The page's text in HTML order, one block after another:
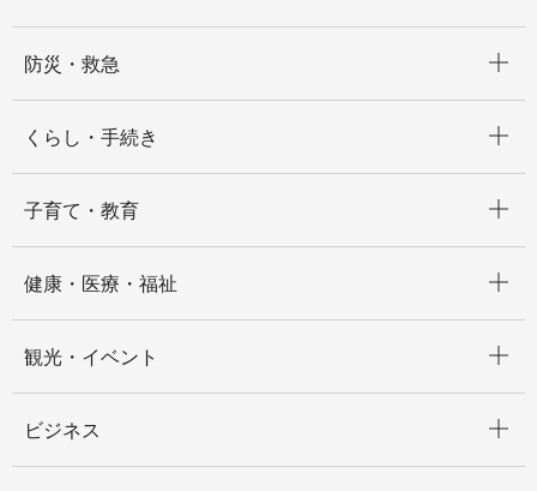
防災・救急
くらし・手続き
子育て・教育
健康・医療・福祉
観光・イベント
ビジネス